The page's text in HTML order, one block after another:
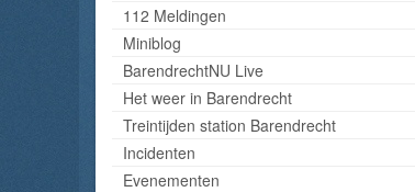
112 Meldingen
Miniblog
BarendrechtNU Live
Het weer in Barendrecht
Treintijden station Barendrecht
Incidenten
Evenementen